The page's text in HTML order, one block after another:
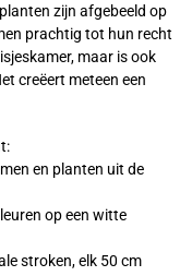
zijn afgebeeld op
prachtig tot hun recht
maar is ook
creëert meteen een
en planten uit de
op een witte
stroken, elk 50 cm